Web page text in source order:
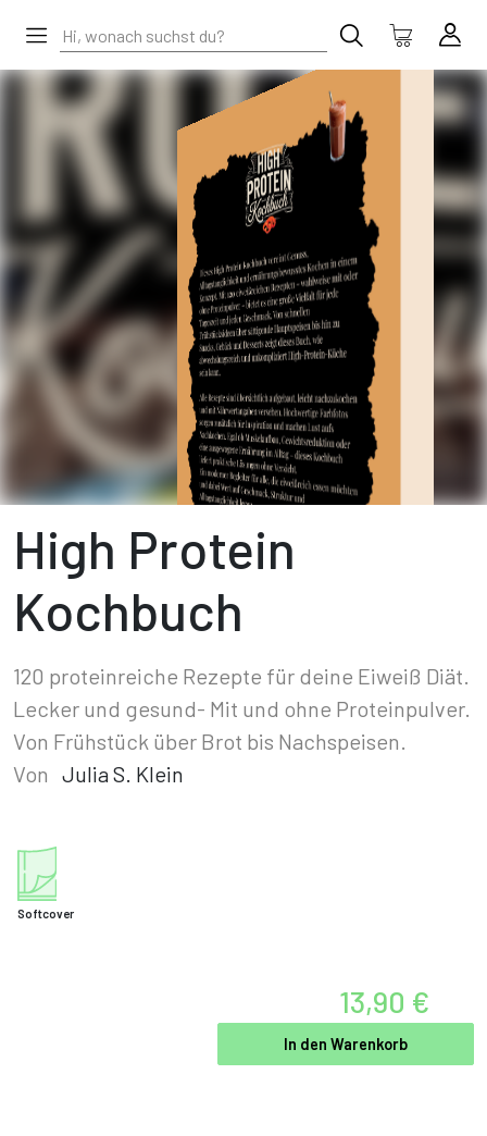
High Protein
Kochbuch
120 proteinreiche Rezepte für deine Eiweiß Diät.
Lecker und gesund- Mit und ohne Proteinpulver.
Von Frühstück über Brot bis Nachspeisen.
Von Julia S. Klein
Softcover
13,90 €
In den Warenkorb